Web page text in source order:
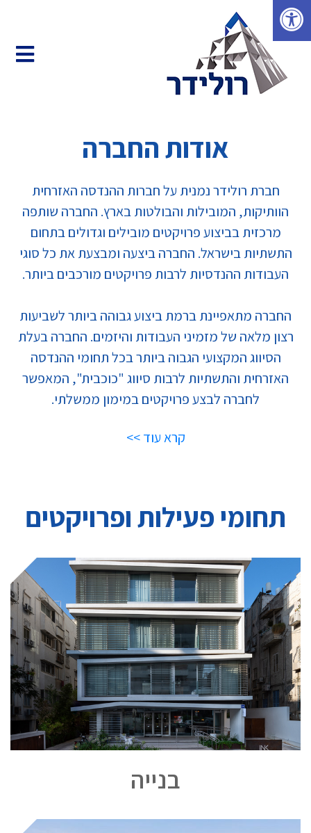
אודות החברה
חברת רולידר נמנית על חברות ההנדסה האזרחית
הוותיקות, המובילות והבולטות בארץ. החברה שותפה
מרכזית בביצוע פרויקטים מובילים וגדולים בתחום
התשתיות בישראל. החברה ביצעה ומבצעת את כל סוגי
העבודות ההנדסיות לרבות פרויקטים מורכבים ביותר.
החברה מתאפיינת ברמת ביצוע גבוהה ביותר לשביעות
רצון מלאה של מזמיני העבודות והיזמים. החברה בעלת
הסיווג המקצועי הגבוה ביותר בכל תחומי ההנדסה
האזרחית והתשתיות לרבות סיווג "כוכבית", המאפשר
לחברה לבצע פרויקטים במימון ממשלתי.
קרא עוד >>
תחומי פעילות ופרויקטים
בנייה
פתיחת סרגל נגישות